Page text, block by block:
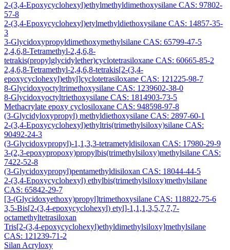
2-(3,4-Epoxycyclohexyl)ethylmethyldimethoxysilane CAS: 97802-
57-8
2-(3,4-Epoxycyclohexyl)etylmethyldiethoxysilane CAS: 14857-35-
3
3-Glycidoxypropyldimethoxymethylsilane CAS: 65799-47-5
2,4,6,8-Tetramethyl-2,4,6,8-
tetrakis(propylglycidylether)cyclotetrasiloxane CAS: 60665-85-2
2,4,6,8-Tetramethyl-2,4,6,8-tetrakis[2-(3,4-
epoxycyclohexyl)ethyl]cyclotetrasiloxane CAS: 121225-98-7
8-Glycidoxyoctyltrimethoxysilane CAS: 1239602-38-0
8-Glycidoxyoctyltriethoxysilane CAS: 1814903-73-5
Methacrylate epoxy cyclosiloxane CAS: 948598-97-8
(3-Glycidyloxypropyl) methyldiethoxysilane CAS: 2897-60-1
2-(3,4-Epoxycyclohexyl)ethyltris(trimethylsiloxy)silane CAS:
90492-24-3
(3-Glycidoxypropyl)-1,1,3,3-tetrametyldisiloxan CAS: 17980-29-9
3-(2,3-epoxypropoxy)propylbis(trimethylsiloxy)methylsilane CAS:
7422-52-8
(3-Glycidoxypropyl)pentamethyldisiloxan CAS: 18044-44-5
2-(3,4-Epoxycyclohexyl) ethylbis(trimethylsiloxy)methylsilane
CAS: 65842-29-7
[3-(Glycidoxyethoxy)propyl]trimethoxysilane CAS: 118822-75-6
3,5-Bis[2-(3,4-epoxycyclohexyl) etyl]-1,1,1,3,5,7,7,7-
octamethyltetrasiloxan
Tris[2-(3,4-epoxycyclohexyl)ethyldimethylsiloxy]methylsilane
CAS: 121239-71-2
Silan Acryloxy